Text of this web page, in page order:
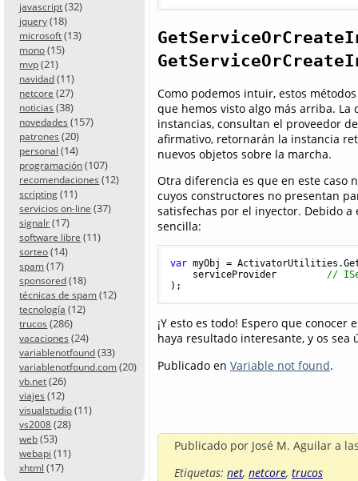
javascript (32)
jquery (18)
microsoft (13)
mono (15)
mvp (21)
navidad (11)
netcore (27)
noticias (38)
novedades (157)
patrones (20)
personal (14)
programación (107)
recomendaciones (12)
scripting (11)
servicios on-line (37)
signalr (17)
software libre (11)
sorteo (14)
spam (17)
sponsored (18)
técnicas de spam (12)
tecnología (12)
trucos (286)
vacaciones (24)
variablenotfound (33)
variablenotfound.com (20)
vb.net (26)
viajes (12)
visualstudio (11)
vs2008 (28)
web (53)
webapi (11)
xhtml (17)
Como podemos intuir, estos
que hemos visto algo más arriba.
instancias, consultan el proveedor
afirmativo, retornarán la instancia
nuevos objetos sobre la marcha.
Otra diferencia es que en este caso
cuyos constructores no presentan
satisfechas por el inyector. Debido
sencilla:
var myObj =
    serviceProvider
//
¡Y esto es todo! Espero que
haya resultado interesante, y os
Publicado en Variable not found.
Publicado por José M. Aguilar a
Etiquetas: net, netcore, trucos